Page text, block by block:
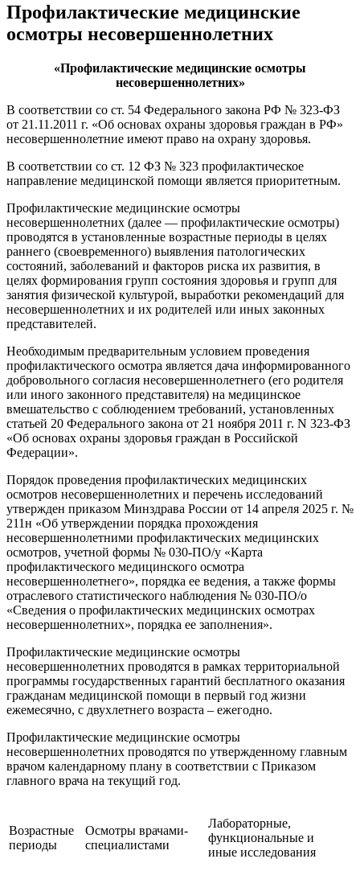
Профилактические медицинские
осмотры несовершеннолетних
«Профилактические медицинские осмотры
несовершеннолетних»
В соответствии со ст. 54 Федерального закона РФ № 323-ФЗ
от 21.11.2011 г. «Об основах охраны здоровья граждан в РФ»
несовершеннолетние имеют право на охрану здоровья.
В соответствии со ст. 12 ФЗ № 323 профилактическое
направление медицинской помощи является приоритетным.
Профилактические медицинские осмотры
несовершеннолетних (далее — профилактические осмотры)
проводятся в установленные возрастные периоды в целях
раннего (своевременного) выявления патологических
состояний, заболеваний и факторов риска их развития, в
целях формирования групп состояния здоровья и групп для
занятия физической культурой, выработки рекомендаций для
несовершеннолетних и их родителей или иных законных
представителей.
Необходимым предварительным условием проведения
профилактического осмотра является дача информированного
добровольного согласия несовершеннолетнего (его родителя
или иного законного представителя) на медицинское
вмешательство с соблюдением требований, установленных
статьей 20 Федерального закона от 21 ноября 2011 г. N 323-ФЗ
«Об основах охраны здоровья граждан в Российской
Федерации».
Порядок проведения профилактических медицинских
осмотров несовершеннолетних и перечень исследований
утвержден приказом Минздрава России от 14 апреля 2025 г. №
211н «Об утверждении порядка прохождения
несовершеннолетними профилактических медицинских
осмотров, учетной формы № 030-ПО/у «Карта
профилактического медицинского осмотра
несовершеннолетнего», порядка ее ведения, а также формы
отраслевого статистического наблюдения № 030-ПО/о
«Сведения о профилактических медицинских осмотрах
несовершеннолетних», порядка ее заполнения».
Профилактические медицинские осмотры
несовершеннолетних проводятся в рамках территориальной
программы государственных гарантий бесплатного оказания
гражданам медицинской помощи в первый год жизни
ежемесячно, с двухлетнего возраста – ежегодно.
Профилактические медицинские осмотры
несовершеннолетних проводятся по утвержденному главным
врачом календарному плану в соответствии с Приказом
главного врача на текущий год.
Возрастные
периоды
Осмотры врачами-
специалистами
Лабораторные,
функциональные и
иные исследования